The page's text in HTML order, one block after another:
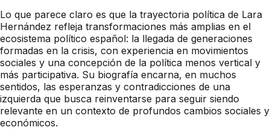
Lo que parece claro es que la trayectoria política de Lara
Hernández refleja transformaciones más amplias en el
ecosistema político español: la llegada de generaciones
formadas en la crisis, con experiencia en movimientos
sociales y una concepción de la política menos vertical y
más participativa. Su biografía encarna, en muchos
sentidos, las esperanzas y contradicciones de una
izquierda que busca reinventarse para seguir siendo
relevante en un contexto de profundos cambios sociales y
económicos.